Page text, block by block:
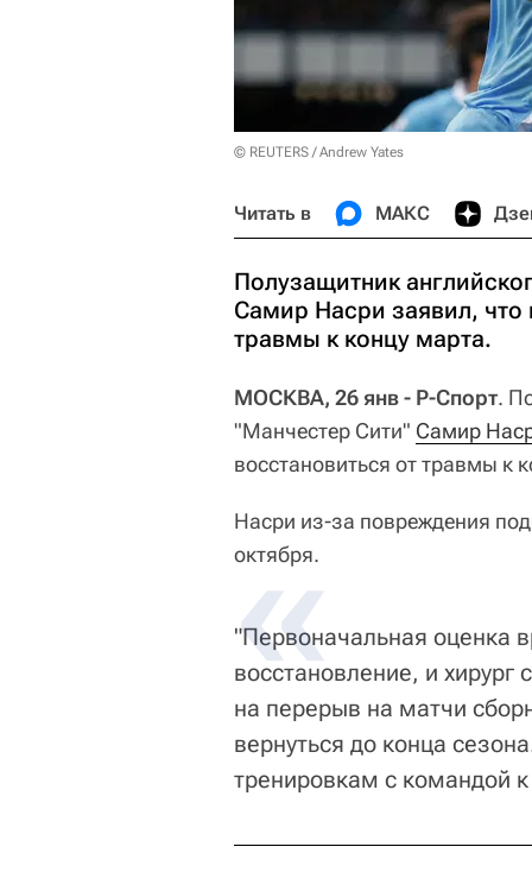
© REUTERS / Andrew Yates
Читать в МАКС
Полузащитник
Самир Насри заявил, что
травмы к концу марта.
МОСКВА, 26 янв - Р-Спорт.
"Манчестер Сити" Самир
восстановиться от травмы к
Насри из-за повреждения
октября.
"Первоначальная оценка
восстановление, и
на перерыв на матчи
вернуться до конца
тренировкам с командой